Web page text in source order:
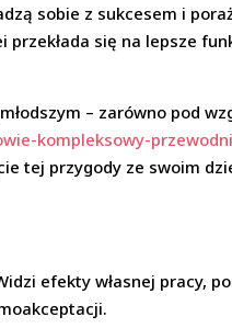
sobie z sukcesem i
się na lepsze
– zarówno pod
kompleksowy-
tej przygody ze swoim
efekty własnej pracy,